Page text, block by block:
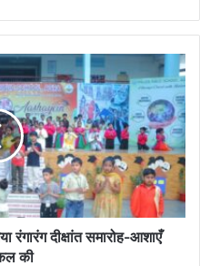
रंगारंग दीक्षांत समारोह-आशाएँ
की